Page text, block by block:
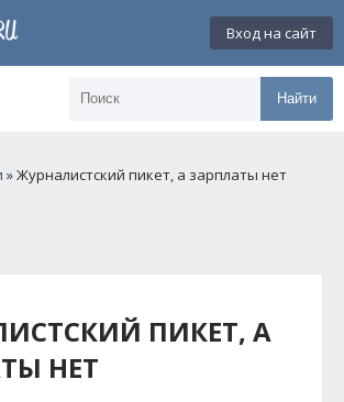
Вход на сайт
Найти
» Журналистский пикет, а зарплаты нет
ПИКЕТ, А
НЕТ